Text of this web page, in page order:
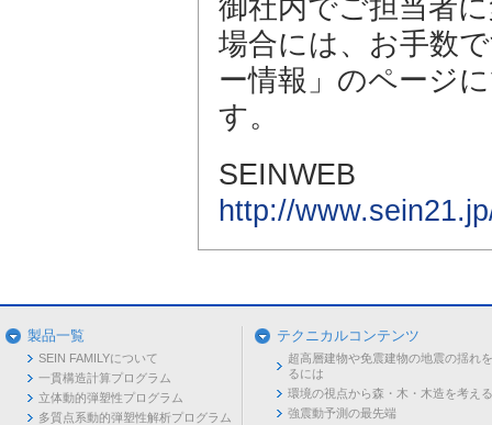
御社内でご担当者
場合には、お手数
ー情報」のページ
す。
SEINWEB
http://
製品一覧
SEIN FAMILYについて
一貫構造計算プログラム
立体動的弾塑性プログラム
多質点系動的弾塑性解析プログラム
テクニカルコンテンツ
超高層建物や免震建物の地震の揺れ
るには
環境の視点から森・木・木造を考える
強震動予測の最先端